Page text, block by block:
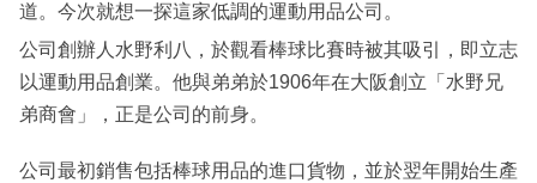
道。今次就想一探這家低調的運動用品公司。
公司創辦人水野利八，於觀看棒球比賽時被其吸引，即立志
以運動用品創業。他與弟弟於1906年在大阪創立「水野兄
弟商會」，正是公司的前身。
公司最初銷售包括棒球用品的進口貨物，並於翌年開始生產